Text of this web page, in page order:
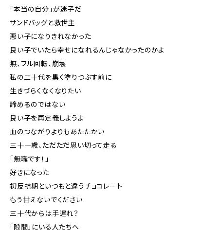
「本当の自分」が迷子だ
サンドバッグと救世主
悪い子になりきれなかった
良い子でいたら幸せになれるんじゃなかったのかよ
無、フル回転、崩壊
私の二十代を黒く塗りつぶす前に
生きづらくなくなりたい
諦めるのではない
良い子を再定義しようよ
血のつながりよりもあたたかい
三十一歳、ただただ思い切って走る
「無職です！」
好きになった
初反抗期といつもと違うチョコレート
もう甘えないでください
三十代からは手遅れ？
「隙間」にいる人たちへ